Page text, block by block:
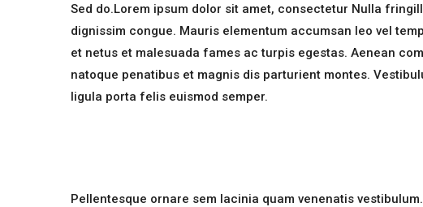
Sed do.Lorem ipsum dolor sit amet, consectetur Nulla
dignissim congue. Mauris elementum accumsan leo vel
et netus et malesuada fames ac turpis egestas. Aenean
natoque penatibus et magnis dis parturient montes.
ligula porta felis euismod semper.
Pellentesque ornare sem lacinia quam venenatis